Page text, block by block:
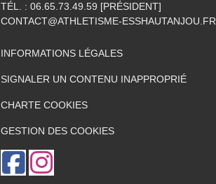
TÉL. : 06.65.73.49.59 [PRÉSIDENT]
CONTACT@ATHLETISME-ESSHAUTANJOU.FR
INFORMATIONS LÉGALES
SIGNALER UN CONTENU INAPPROPRIÉ
CHARTE COOKIES
GESTION DES COOKIES